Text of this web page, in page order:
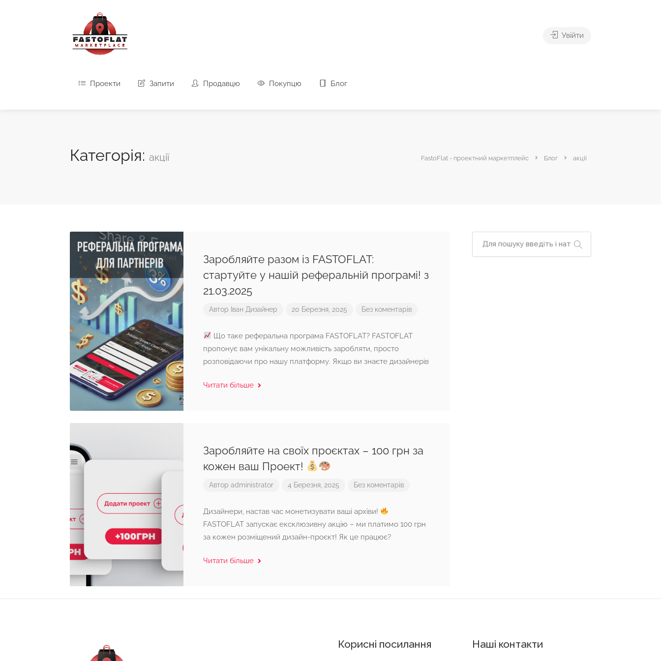
Проекти Запити Продавцю Покупцю Блог
Увійти
Категорія: акції FastoFlat - проектний маркетплейс Блог акції
Заробляйте разом із FASTOFLAT:
стартуйте у нашій реферальній програмі! з
21.03.2025
Автор Іван Дизайнер 20 Березня, 2025 Без коментарів
Що таке реферальна програма FASTOFLAT? FASTOFLAT
пропонує вам унікальну можливість заробляти, просто
розповідаючи про нашу платформу. Якщо ви знаєте дизайнерів
Читати більше
Заробляйте на своїх проєктах – 100 грн за
кожен ваш Проект!
Автор administrator 4 Березня, 2025 Без коментарів
Дизайнери, настав час монетизувати ваші архіви!
FASTOFLAT запускає ексклюзивну акцію – ми платимо 100 грн
за кожен розміщений дизайн-проєкт! Як це працює?
Читати більше
Корисні посилання Наші контакти